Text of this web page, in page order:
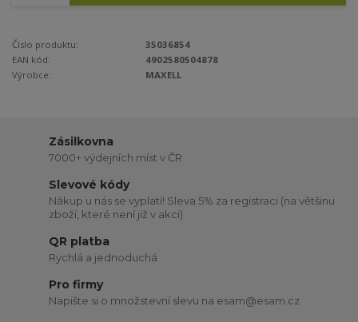
Číslo produktu:
35036854
EAN kód:
4902580504878
Výrobce:
MAXELL
Zásilkovna
7000+ výdejních míst v ČR
Slevové kódy
Nákup u nás se vyplatí! Sleva 5% za registraci (na většinu
zboží, které není již v akci)
QR platba
Rychlá a jednoduchá
Pro firmy
Napište si o množstevní slevu na esam@esam.cz